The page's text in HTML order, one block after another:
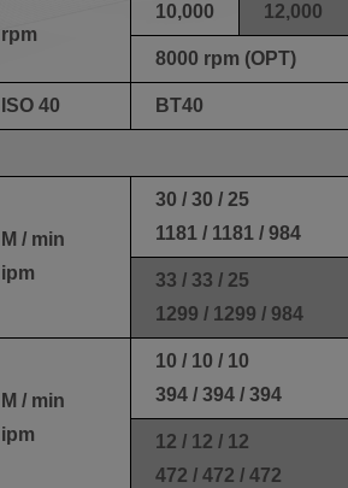
rpm
10,000 12,000
8000 rpm (OPT)
ISO 40 BT40
M / min
ipm
30 / 30 / 25
1181 / 1181 / 984
33 / 33 / 25
1299 / 1299 / 984
M / min
ipm
10 / 10 / 10
394 / 394 / 394
12 / 12 / 12
472 / 472 / 472